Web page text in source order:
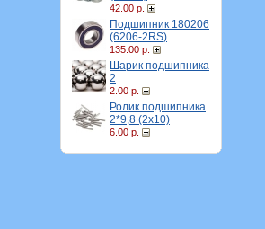
42.00 р.
Подшипник 180206
(6206-2RS)
135.00 р.
Шарик подшипника
2
2.00 р.
Ролик подшипника
2*9,8 (2х10)
6.00 р.